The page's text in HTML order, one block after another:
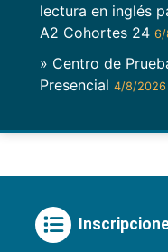
lectura en inglés
A2 Cohortes 24 6/
» Centro de
Presencial 4/8/2026